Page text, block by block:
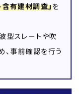
含有建材調査」を
型スレートや吹
、事前確認を行う